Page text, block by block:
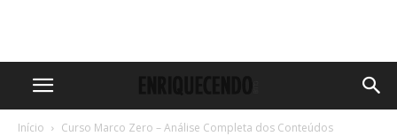
Início Curso Marco Zero – Análise Completa dos Conteúdos